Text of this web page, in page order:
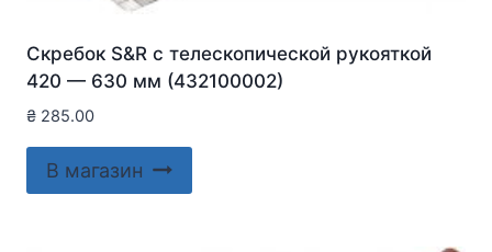
Скребок S&R с телескопической рукояткой
420 — 630 мм (432100002)
₴ 285.00
В магазин